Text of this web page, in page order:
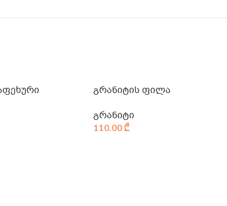
გრანიტის ფილა
გრანიტი
110.00 ₾